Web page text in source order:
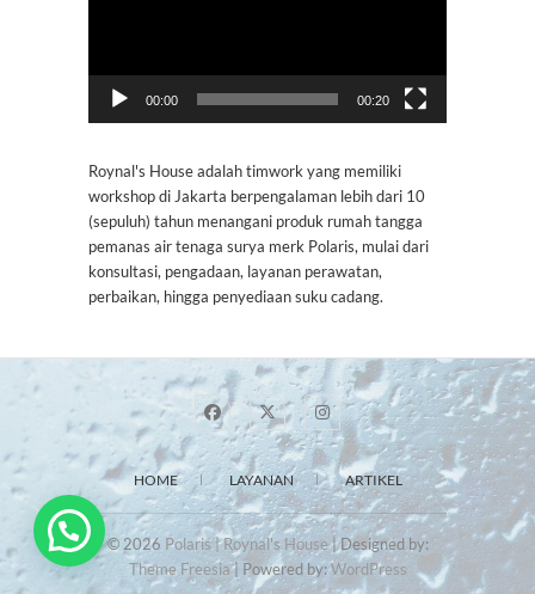
00:00 00:20
Roynal's House adalah timwork yang memiliki
workshop di Jakarta berpengalaman lebih dari 10
(sepuluh) tahun menangani produk rumah tangga
pemanas air tenaga surya merk Polaris, mulai dari
konsultasi, pengadaan, layanan perawatan,
perbaikan, hingga penyediaan suku cadang.
HOME LAYANAN ARTIKEL
© 2026 Polaris | Roynal's House| Designed by:
Theme Freesia| Powered by:WordPress